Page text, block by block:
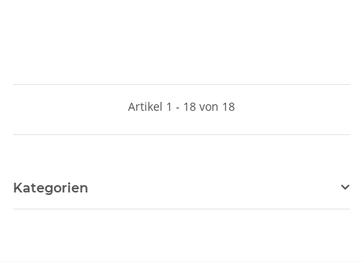
Artikel 1 - 18 von 18
Kategorien